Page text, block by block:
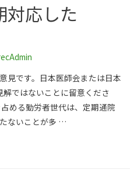
対応した
見です。日本医師会または日本
ではないことに留意くださ
める勤労者世代は、定期通院
ないことが多 …